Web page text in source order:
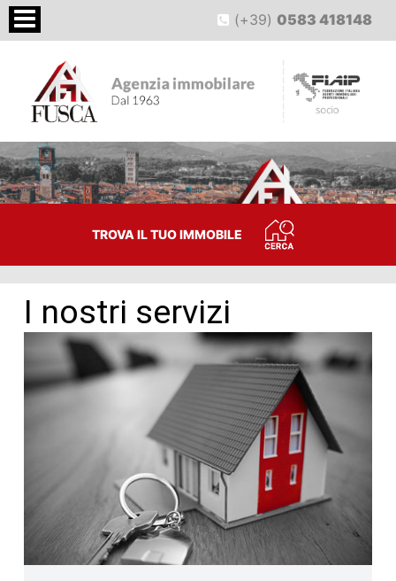
(+39)0583 418148
TROVA IL TUO IMMOBILE
I nostri servizi